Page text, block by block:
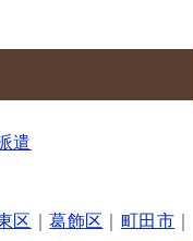
遣
区 ｜葛飾区 町田市